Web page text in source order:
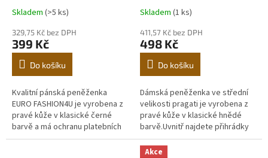
black (RFID secure)
Skladem (>5 ks)
329,75 Kč bez DPH
399 Kč
Do košíku
Kvalitní pánská peněženka
EURO FASHION4U je vyrobena z
pravé kůže v klasické černé
barvě a má ochranu platebních
karet před RFID čtečkou. Uvnitř
Skladem (1 ks)
411,57 Kč bez DPH
498 Kč
Do košíku
Dámská peněženka ve střední
velikosti pragati je vyrobena z
pravé kůže v klasické hnědé
barvě.Uvnitř najdete přihrádky
na bankovky, platební karty a
kapsičku na mince. Jsme...
Akce